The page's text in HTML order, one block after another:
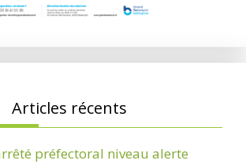
Articles récents
préfectoral niveau alerte